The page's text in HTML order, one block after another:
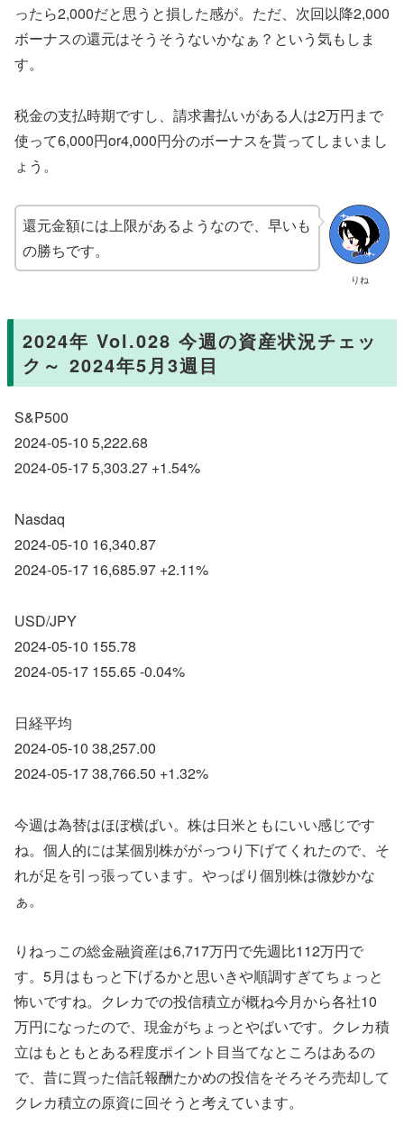
ったら2,000だと思うと損した感が。ただ、次回以降2,000
ボーナスの還元はそうそうないかなぁ？という気もしま
す。
税金の支払時期ですし、請求書払いがある人は2万円まで
使って6,000円or4,000円分のボーナスを貰ってしまいまし
ょう。
りね
還元金額には上限があるようなので、早いも
の勝ちです。
2024年 Vol.028 今週の資産状況チェッ
ク～ 2024年5月3週目
S&P500
2024-05-10 5,222.68
2024-05-17 5,303.27 +1.54%
Nasdaq
2024-05-10 16,340.87
2024-05-17 16,685.97 +2.11%
USD/JPY
2024-05-10 155.78
2024-05-17 155.65 -0.04%
日経平均
2024-05-10 38,257.00
2024-05-17 38,766.50 +1.32%
今週は為替はほぼ横ばい。株は日米ともにいい感じです
ね。個人的には某個別株ががっつり下げてくれたので、そ
れが足を引っ張っています。やっぱり個別株は微妙かな
ぁ。
りねっこの総金融資産は6,717万円で先週比112万円で
す。5月はもっと下げるかと思いきや順調すぎてちょっと
怖いですね。クレカでの投信積立が概ね今月から各社10
万円になったので、現金がちょっとやばいです。クレカ積
立はもともとある程度ポイント目当てなところはあるの
で、昔に買った信託報酬たかめの投信をそろそろ売却して
クレカ積立の原資に回そうと考えています。